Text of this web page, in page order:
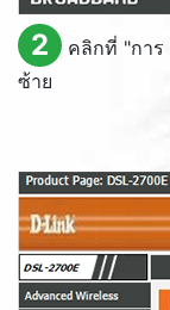
2 คลิกที่ "การ
ซ้าย